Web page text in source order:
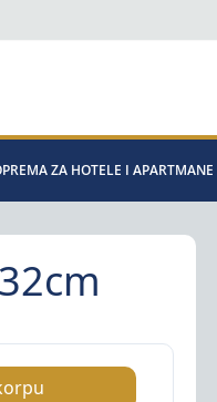
ZA HOTELE I APARTMANE